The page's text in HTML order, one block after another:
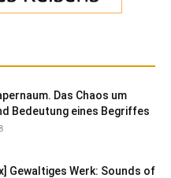
Das Chaos um
Bedeutung eines Begriffes
Gewaltiges Werk: Sounds of